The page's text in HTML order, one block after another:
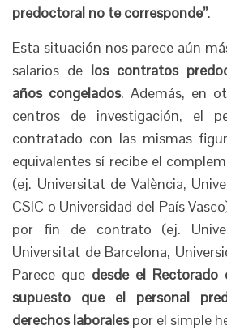
predoctoral no te corresponde”.
Esta situación nos parece aún
salarios de los contratos
años congelados. Además, en
centros de investigación, el
contratado con las mismas
equivalentes sí recibe el
(ej. Universitat de València,
CSIC o Universidad del País
por fin de contrato (ej.
Universitat de Barcelona,
Parece que desde el
supuesto que el personal
derechos laboralespor el simple